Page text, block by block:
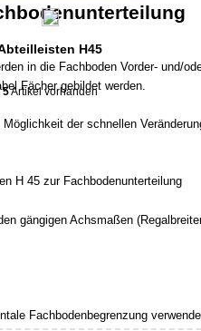
H45
5Artikel vorhanden
in die Fachboden Vorder- und/
Fächer gebildet werden.
der schnellen
gängigen Achsmaßen
Fachbodenbegrenzung